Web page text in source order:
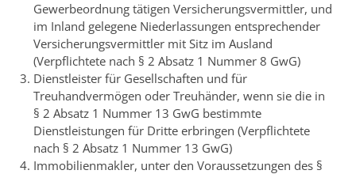
Gewerbeordnung tätigen Versicherungsvermittler, und
im Inland gelegene Niederlassungen entsprechender
Versicherungsvermittler mit Sitz im Ausland
(Verpflichtete nach § 2 Absatz 1 Nummer 8 GwG)
Dienstleister für Gesellschaften und für
Treuhandvermögen oder Treuhänder, wenn sie die in
§ 2 Absatz 1 Nummer 13 GwG bestimmte
Dienstleistungen für Dritte erbringen (Verpflichtete
nach § 2 Absatz 1 Nummer 13 GwG)
Immobilienmakler, unter den Voraussetzungen des §